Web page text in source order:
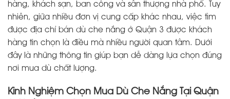
hàng, khách sạn, ban công và sân thượng nhà phố. Tuy
nhiên, giữa nhiều đơn vị cung cấp khác nhau, việc tìm
được địa chỉ bán dù che nắng ở Quận 3 được khách
hàng tin chọn là điều mà nhiều người quan tâm. Dưới
đây là những thông tin giúp bạn dễ dàng lựa chọn đúng
nơi mua dù chất lượng.
Kinh Nghiệm Chọn Mua Dù Che Nắng Tại Quận